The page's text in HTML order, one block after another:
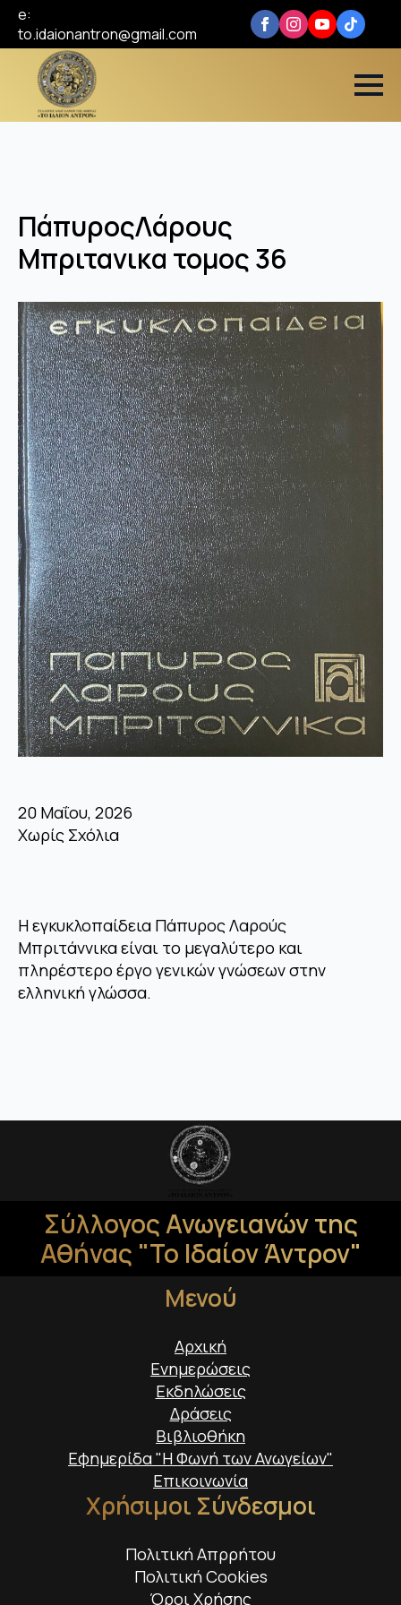
e:
to.idaionantron@gmail.com
ΠάπυροςΛάρους
Μπριτανικα τομος 36
20 Μαΐου, 2026
Χωρίς Σχόλια
Η εγκυκλοπαίδεια Πάπυρος Λαρούς
Μπριτάννικα είναι το μεγαλύτερο και
πληρέστερο έργο γενικών γνώσεων στην
ελληνική γλώσσα.
Σύλλογος Ανωγειανών της
Αθήνας "Το Ιδαίον Άντρον"
Μενού
Αρχική
Ενημερώσεις
Εκδηλώσεις
Δράσεις
Βιβλιοθήκη
Εφημερίδα "Η Φωνή των Ανωγείων"
Επικοινωνία
Χρήσιμοι Σύνδεσμοι
Πολιτική Απρρήτου
Πολιτική Cookies
Όροι Χρήσης